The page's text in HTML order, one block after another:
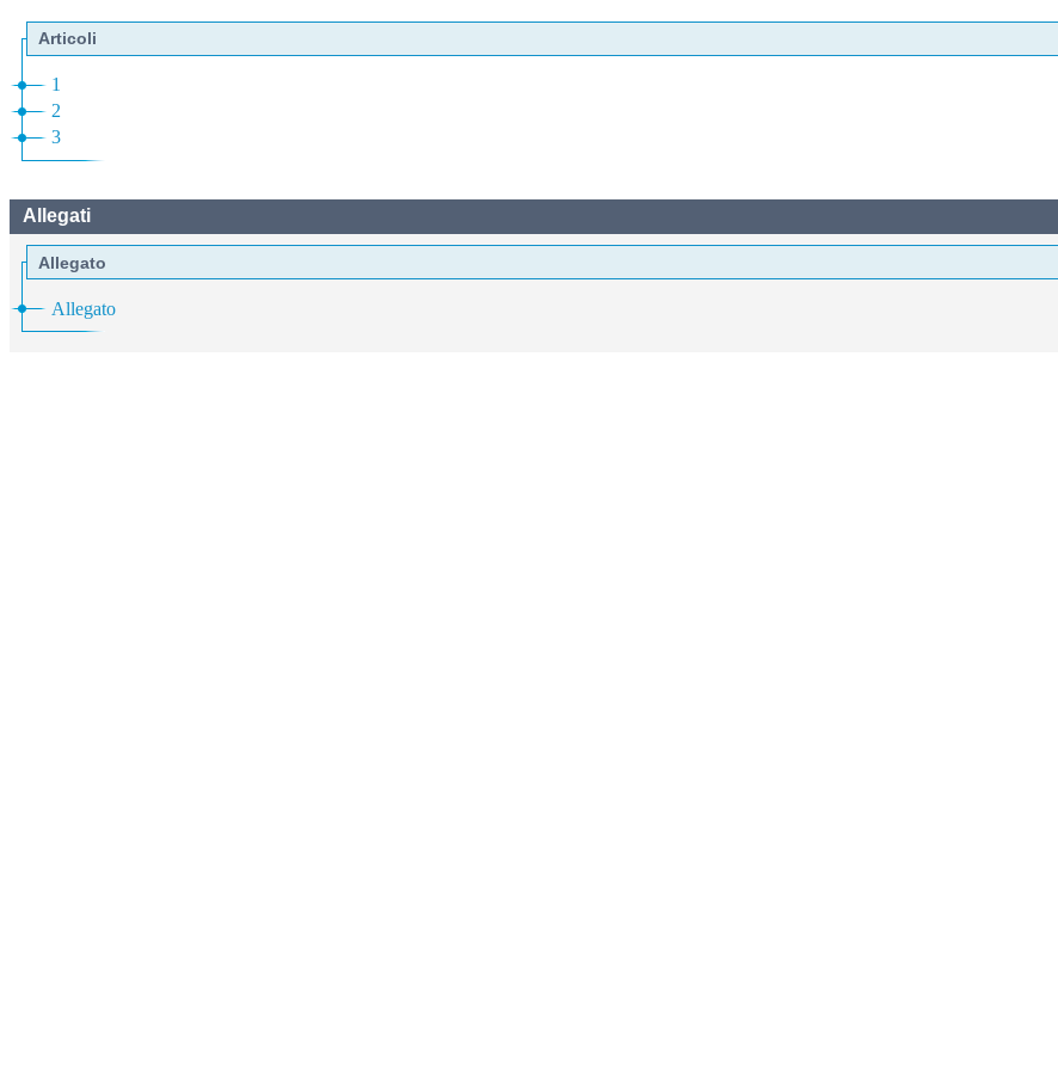
Articoli
1
2
3
Allegati
Allegato
Allegato